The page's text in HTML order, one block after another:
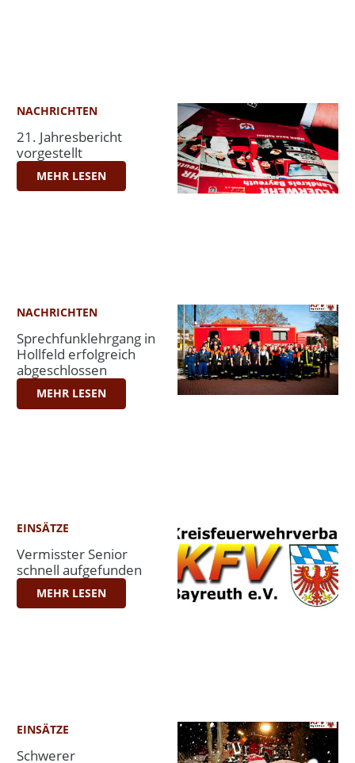
NACHRICHTEN
21. Jahresbericht
vorgestellt
MEHR LESEN
NACHRICHTEN
Sprechfunklehrgang in
Hollfeld erfolgreich
abgeschlossen
MEHR LESEN
EINSÄTZE
Vermisster Senior
schnell aufgefunden
MEHR LESEN
EINSÄTZE
Schwerer